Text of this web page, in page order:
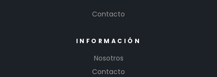
Contacto
INFORMACIÓN
Nosotros
Contacto